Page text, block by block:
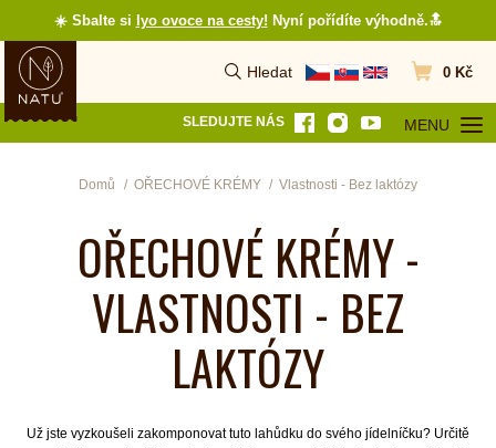
☀️ Sbalte si lyo ovoce na cesty! Nyní pořídíte výhodně.🔝
Hledat
Vyhledat Přejít do
0 Kč
SLEDUJTE NÁS MENU
OTEVŘÍT
Domů OŘECHOVÉ KRÉMY Vlastnosti - Bez laktózy
OŘECHOVÉ KRÉMY -
VLASTNOSTI - BEZ
LAKTÓZY
Už jste vyzkoušeli zakomponovat tuto lahůdku do svého jídelníčku? Určitě